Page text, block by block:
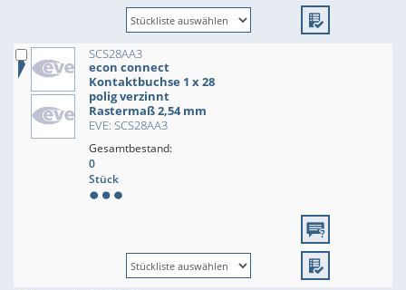
SCS28AA3
econ connect
Kontaktbuchse 1 x 28
polig verzinnt
Rastermaß 2,54 mm
EVE: SCS28AA3
Gesamtbestand:
0
Stück